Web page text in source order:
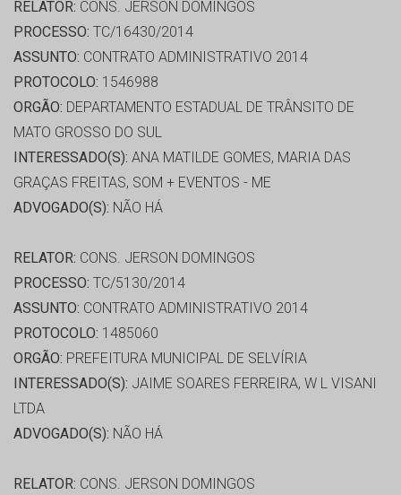
RELATOR: CONS. JERSON DOMINGOS
PROCESSO: TC/16430/2014
ASSUNTO: CONTRATO ADMINISTRATIVO 2014
PROTOCOLO: 1546988
ORGÃO: DEPARTAMENTO ESTADUAL DE TRÂNSITO DE
MATO GROSSO DO SUL
INTERESSADO(S): ANA MATILDE GOMES, MARIA DAS
GRAÇAS FREITAS, SOM + EVENTOS - ME
ADVOGADO(S): NÃO HÁ
RELATOR: CONS. JERSON DOMINGOS
PROCESSO: TC/5130/2014
ASSUNTO: CONTRATO ADMINISTRATIVO 2014
PROTOCOLO: 1485060
ORGÃO: PREFEITURA MUNICIPAL DE SELVÍRIA
INTERESSADO(S): JAIME SOARES FERREIRA, W L VISANI
LTDA
ADVOGADO(S): NÃO HÁ
RELATOR: CONS. JERSON DOMINGOS